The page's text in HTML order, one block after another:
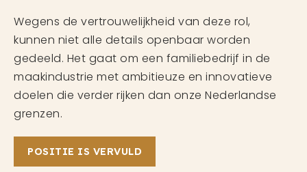
Wegens de vertrouwelijkheid van deze rol,
kunnen niet alle details openbaar worden
gedeeld. Het gaat om een familiebedrijf in de
maakindustrie met ambitieuze en innovatieve
doelen die verder rijken dan onze Nederlandse
grenzen.
POSITIE IS VERVULD